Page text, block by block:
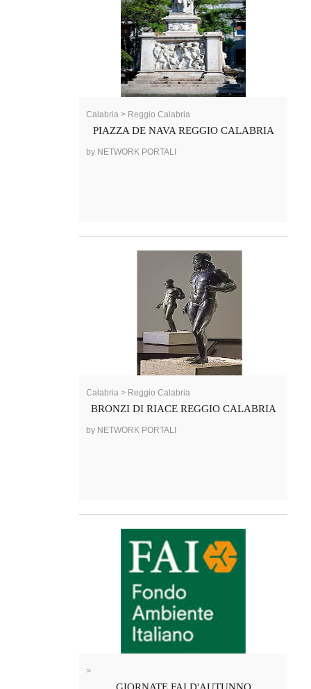
Calabria > Reggio Calabria
PIAZZA DE NAVA REGGIO CALABRIA
by NETWORK PORTALI
Calabria > Reggio Calabria
BRONZI DI RIACE REGGIO CALABRIA
by NETWORK PORTALI
>